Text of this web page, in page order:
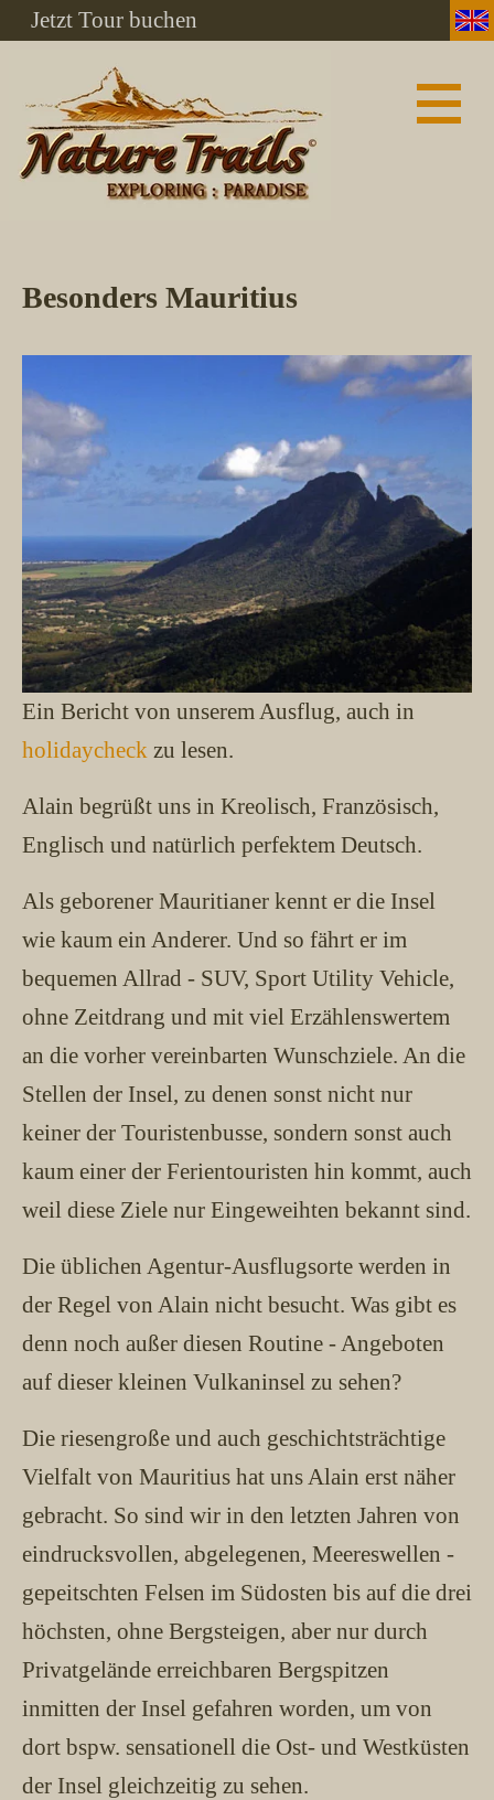
Jetzt Tour buchen
Besonders Mauritius
Ein Bericht von unserem Ausflug, auch in
holidaycheck zu lesen.
Alain begrüßt uns in Kreolisch, Französisch,
Englisch und natürlich perfektem Deutsch.
Als geborener Mauritianer kennt er die Insel
wie kaum ein Anderer. Und so fährt er im
bequemen Allrad - SUV, Sport Utility Vehicle,
ohne Zeitdrang und mit viel Erzählenswertem
an die vorher vereinbarten Wunschziele. An die
Stellen der Insel, zu denen sonst nicht nur
keiner der Touristenbusse, sondern sonst auch
kaum einer der Ferientouristen hin kommt, auch
weil diese Ziele nur Eingeweihten bekannt sind.
Die üblichen Agentur-Ausflugsorte werden in
der Regel von Alain nicht besucht. Was gibt es
denn noch außer diesen Routine - Angeboten
auf dieser kleinen Vulkaninsel zu sehen?
Die riesengroße und auch geschichtsträchtige
Vielfalt von Mauritius hat uns Alain erst näher
gebracht. So sind wir in den letzten Jahren von
eindrucksvollen, abgelegenen, Meereswellen -
gepeitschten Felsen im Südosten bis auf die drei
höchsten, ohne Bergsteigen, aber nur durch
Privatgelände erreichbaren Bergspitzen
inmitten der Insel gefahren worden, um von
dort bspw. sensationell die Ost- und Westküsten
der Insel gleichzeitig zu sehen.